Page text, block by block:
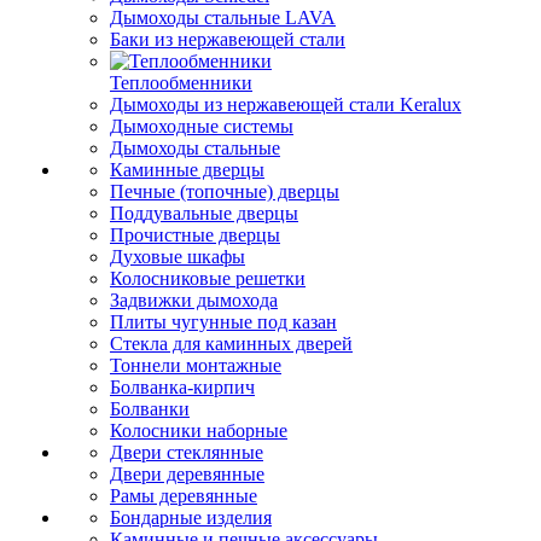
Дымоходы стальные LAVA
Баки из нержавеющей стали
Теплообменники
Дымоходы из нержавеющей стали Keralux
Дымоходные системы
Дымоходы стальные
Каминные дверцы
Печные (топочные) дверцы
Поддувальные дверцы
Прочистные дверцы
Духовые шкафы
Колосниковые решетки
Задвижки дымохода
Плиты чугунные под казан
Стекла для каминных дверей
Тоннели монтажные
Болванка-кирпич
Болванки
Колосники наборные
Двери стеклянные
Двери деревянные
Рамы деревянные
Бондарные изделия